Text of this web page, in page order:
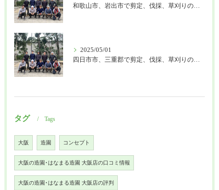
和歌山市、岩出市で剪定、伐採、草刈りの作業を頼むなら はなまる造園
2025/05/01
四日市市、三重郡で剪定、伐採、草刈りの作業を頼むなら はなまる造園
タグ Tags
大阪 造園 コンセプト
大阪の造園･はなまる造園 大阪店の口コミ情報
大阪の造園･はなまる造園 大阪店の評判